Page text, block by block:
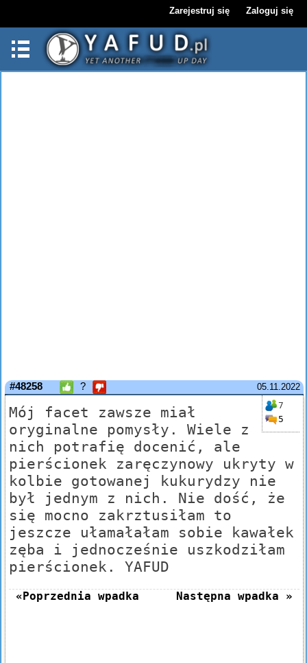
Zarejestruj się Zaloguj się
05.11.2022
#48258 ?
7
5
Mój facet zawsze miał
oryginalne pomysły. Wiele z
nich potrafię docenić, ale
pierścionek zaręczynowy ukryty w
kolbie gotowanej kukurydzy nie
był jednym z nich. Nie dość, że
się mocno zakrztusiłam to
jeszcze ułamałałam sobie kawałek
zęba i jednocześnie uszkodziłam
pierścionek. YAFUD
«Poprzednia wpadka Następna wpadka »